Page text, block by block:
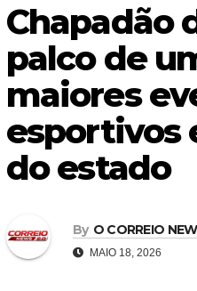
Chapadão
palco de
maiores
esportivos
do estado
By O CORREIO
MAIO 18, 2026